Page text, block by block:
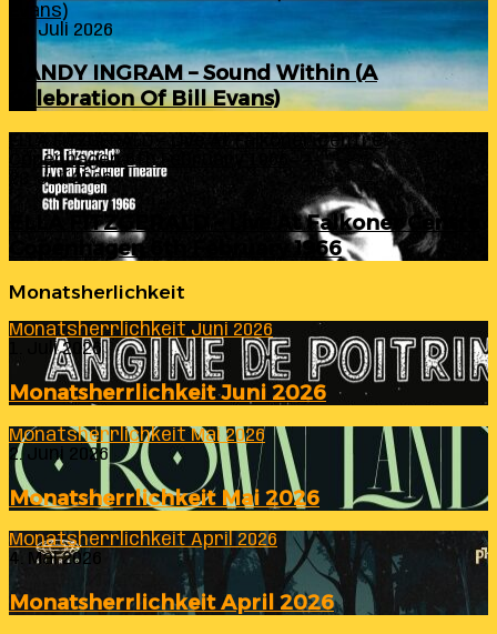
Evans)
24. Juli 2026
RANDY INGRAM – Sound Within (A
Celebration Of Bill Evans)
ELLA FITZGERALD – Live At Falkoner Centre
Copenhagen 6th February 1966
23. Juli 2026
ELLA FITZGERALD – Live At Falkoner Centre
Copenhagen 6th February 1966
Monatsherlichkeit
Monatsherrlichkeit Juni 2026
1. Juli 2026
Monatsherrlichkeit Juni 2026
Monatsherrlichkeit Mai 2026
2. Juni 2026
Monatsherrlichkeit Mai 2026
Monatsherrlichkeit April 2026
4. Mai 2026
Monatsherrlichkeit April 2026